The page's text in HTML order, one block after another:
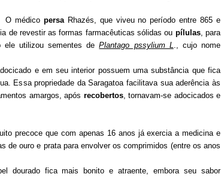
O médico persaRhazés, que viveu no período entre 865 e
de revestir as formas farmacêuticas sólidas ou pílulas, para
ele utilizou sementes dePlantago pssylium L
., cujo nome
e em seu interior possuem uma substância que fica
Essa propriedade da Saragatoa facilitava sua aderência às
amargos, após recobertos, tornavam-se adocicados e
precoce que com apenas 16 anos já exercia a medicina e
de ouro e prata para envolver os comprimidos (entre os anos
dourado fica mais bonito e atraente, embora seu sabor